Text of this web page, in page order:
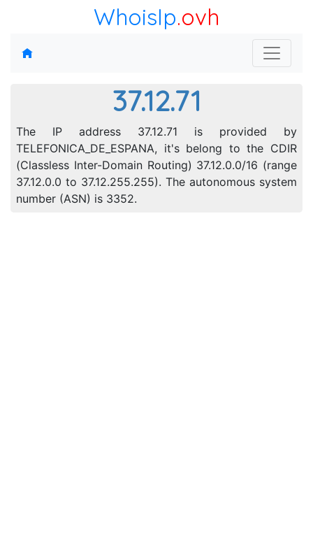
WhoisIp.ovh
37.12.71
The IP address 37.12.71 is provided by
TELEFONICA_DE_ESPANA, it's belong to the CDIR
(Classless Inter-Domain Routing) 37.12.0.0/16 (range
37.12.0.0 to 37.12.255.255). The autonomous system
number (ASN) is 3352.